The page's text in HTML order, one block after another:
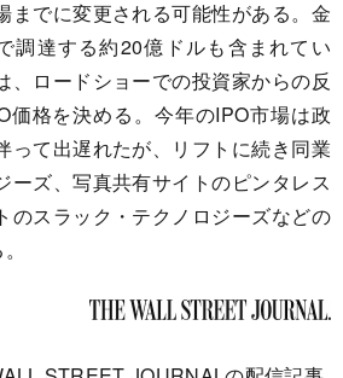
までに変更される可能性がある。金
調達する約20億ドルも含まれてい
、ロードショーでの投資家からの反
価格を決める。今年のIPO市場は政
って出遅れたが、リフトに続き同業
ーズ、写真共有サイトのピンタレス
のスラック・テクノロジーズなどの